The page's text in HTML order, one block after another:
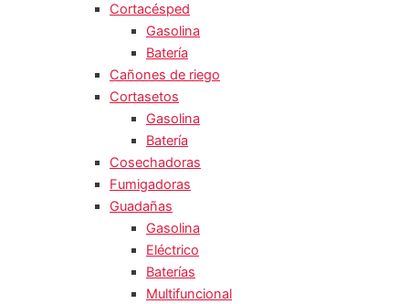
Cortacésped
Gasolina
Batería
Cañones de riego
Cortasetos
Gasolina
Batería
Cosechadoras
Fumigadoras
Guadañas
Gasolina
Eléctrico
Baterías
Multifuncional